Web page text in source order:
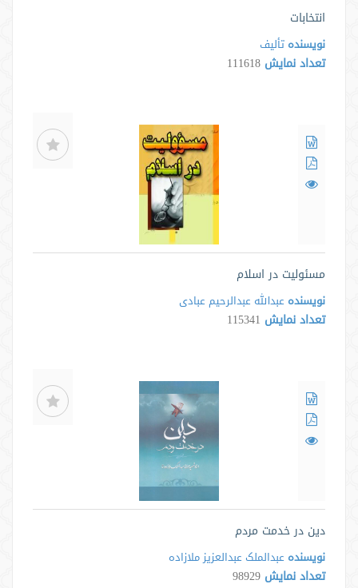
انتخابات
نویسنده تألیف
تعداد نمایش 111618
مسئولیت در اسلام
نویسنده عبدالله عبدالرحیم عبادی
تعداد نمایش 115341
دین در خدمت مردم
نویسنده عبدالملک عبدالعزیز ملازاده
تعداد نمایش 98929